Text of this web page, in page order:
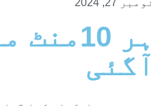
نومبر 27, 2024
ہر
آگئی